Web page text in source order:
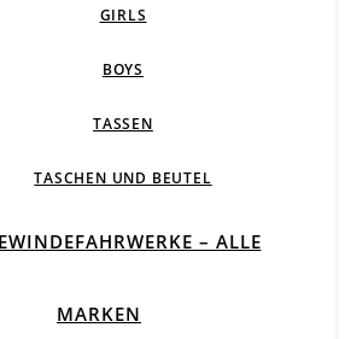
GIRLS
BOYS
TASSEN
TASCHEN UND BEUTEL
– ALLE
MARKEN